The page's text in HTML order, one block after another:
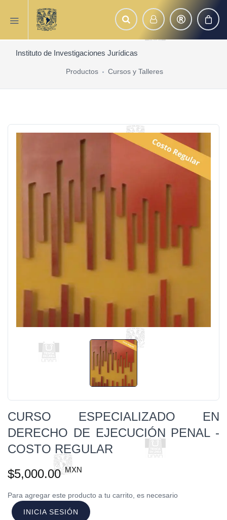
Instituto de Investigaciones Jurídicas
Productos Cursos y Talleres
CURSO ESPECIALIZADO EN
DERECHO DE EJECUCIÓN PENAL -
COSTO REGULAR
$5,000.00 MXN
Para agregar este producto a tu carrito, es necesario
INICIA SESIÓN